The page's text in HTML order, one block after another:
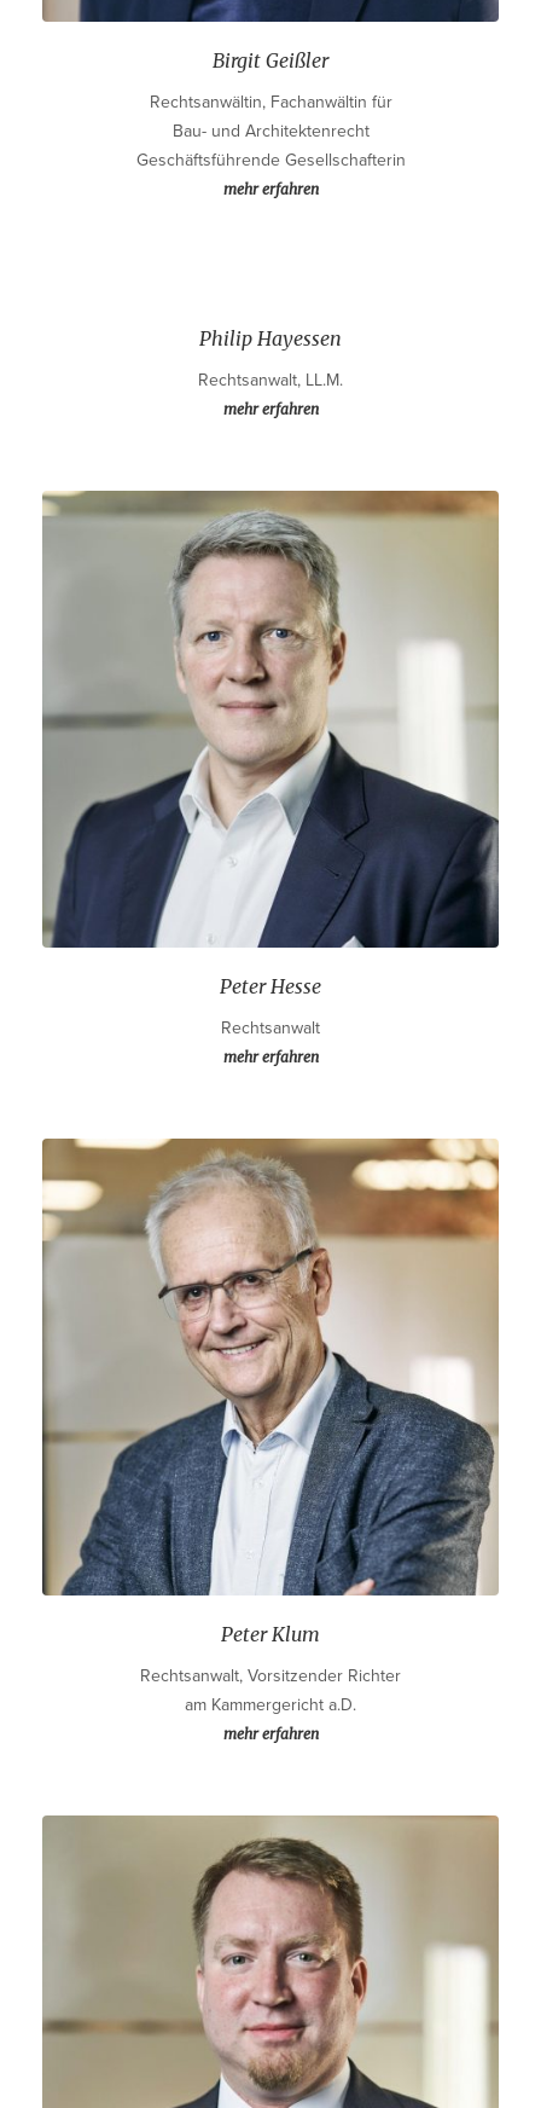
Birgit Geißler
Rechtsanwältin, Fachanwältin für
Bau- und Architektenrecht
Geschäftsführende Gesellschafterin
mehr erfahren
Philip Hayessen
Rechtsanwalt, LL.M.
mehr erfahren
Peter Hesse
Rechtsanwalt
mehr erfahren
Peter Klum
Rechtsanwalt, Vorsitzender Richter
am Kammergericht a.D.
mehr erfahren